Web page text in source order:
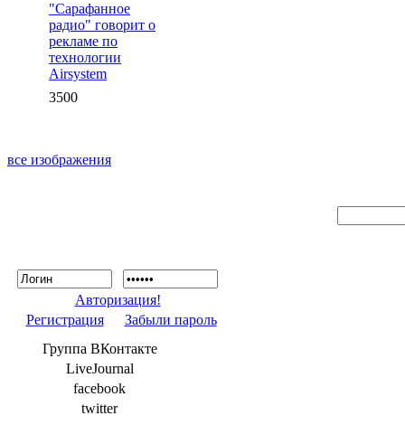
"Сарафанное
радио" говорит о
рекламе по
технологии
Airsystem
3500
все изображения
Авторизация!
Регистрация
Забыли пароль
Группа ВКонтакте
LiveJournal
facebook
twitter